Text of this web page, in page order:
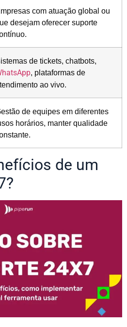
com atuação global ou
desejam oferecer suporte
de tickets, chatbots,
, plataformas de
ao vivo.
de equipes em diferentes
horários, manter qualidade
de um